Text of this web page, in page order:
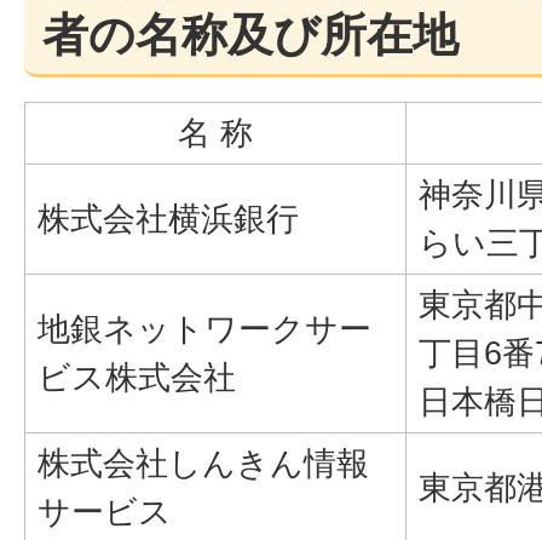
者の名称及び所在地
名 称
株式会社横浜銀行
神奈川
らい三
地銀ネットワークサー
ビス株式会社
東京都
丁目6
日本橋
株式会社しんきん情報
サービス
東京都